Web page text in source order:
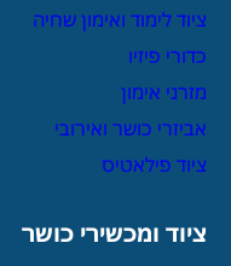
ציוד לימוד ואימון שחיה
כדורי פיזיו
מזרני אימון
אביזרי כושר ואירובי
ציוד פילאטיס
ציוד ומכשירי כושר